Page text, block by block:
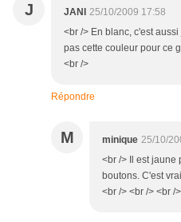
J JANI
25/10/2009 17:58
<br /> En blanc, c'est
pas cette couleur pour ce
<br />
Répondre
M minique 25/10/
<br /> Il est jaune
boutons. C'est
<br /> <br /> <br />